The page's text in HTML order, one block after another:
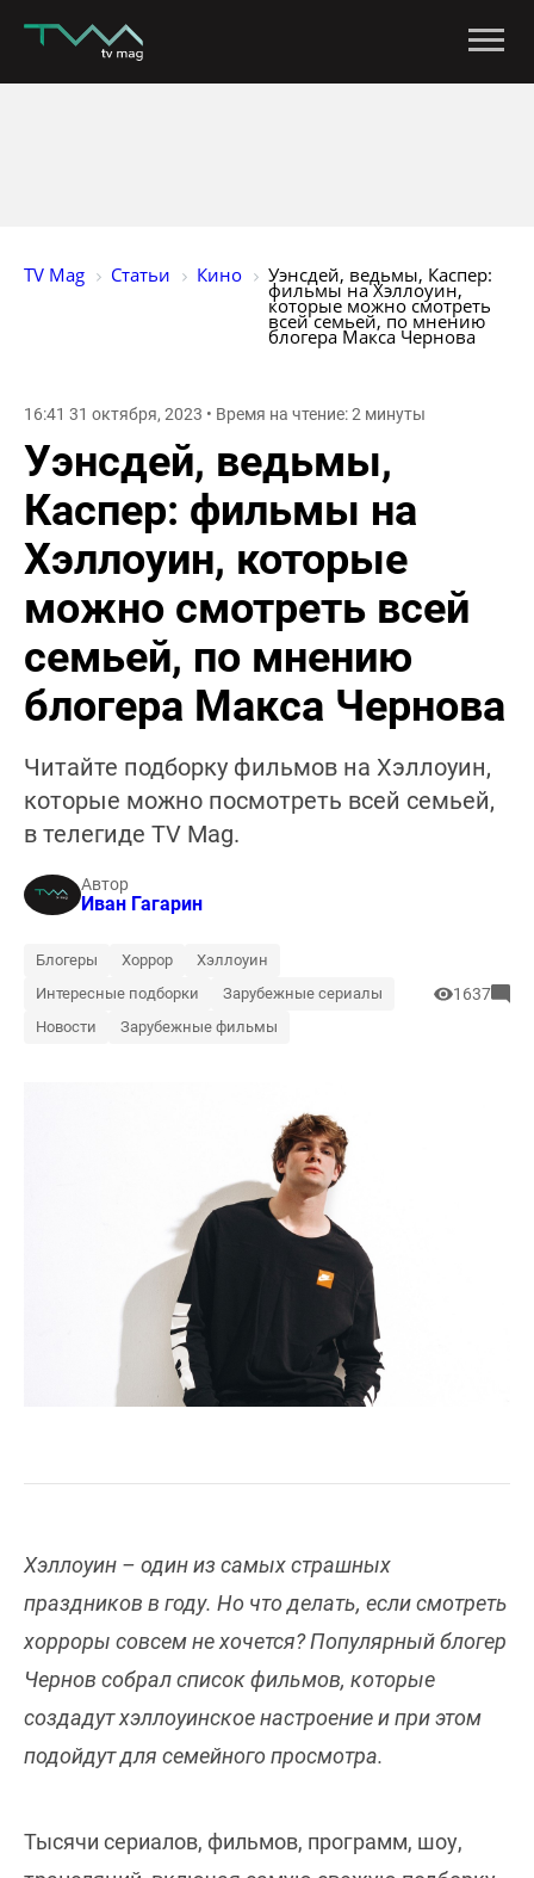
TV Mag Статьи Кино Уэнсдей, ведьмы, Каспер:
фильмы на Хэллоуин,
которые можно смотреть
всей семьей, по мнению
блогера Макса Чернова
16:41 31 октября, 2023 • Время на чтение: 2 минуты
Уэнсдей, ведьмы,
Каспер: фильмы на
Хэллоуин, которые
можно смотреть всей
семьей, по мнению
блогера Макса Чернова
Читайте подборку фильмов на Хэллоуин,
которые можно посмотреть всей семьей,
в телегиде TV Mag.
Автор
Иван Гагарин
Блогеры Хоррор
Хэллоуин
Интересные подборки
Зарубежные сериалы
Новости
Зарубежные фильмы
1637
Хэллоуин – один из самых страшных
праздников в году. Но что делать, если смотреть
хорроры совсем не хочется? Популярный блогер
Чернов собрал список фильмов, которые
создадут хэллоуинское настроение и при этом
подойдут для семейного просмотра.
Тысячи сериалов, фильмов, программ, шоу,